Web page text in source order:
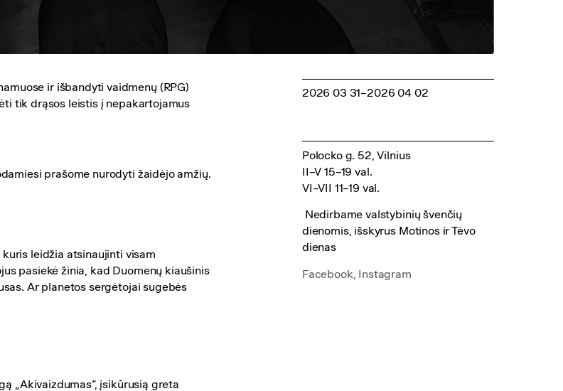
ir išbandyti vaidmenų (RPG)
tik drąsos leistis į nepakartojamus
prašome nurodyti žaidėjo amžių.
leidžia atsinaujinti visam
pasiekė žinia, kad Duomenų kiaušinis
Ar planetos sergėtojai sugebės
„Akivaizdumas“, įsikūrusią greta
2026 03 31–2026 04 02
Polocko g. 52, Vilnius
II–V 15–19 val.
VI–VII 11–19 val.
Nedirbame valstybinių švenčių
dienomis, išskyrus Motinos ir Tėvo
dienas
Facebook, Instagram